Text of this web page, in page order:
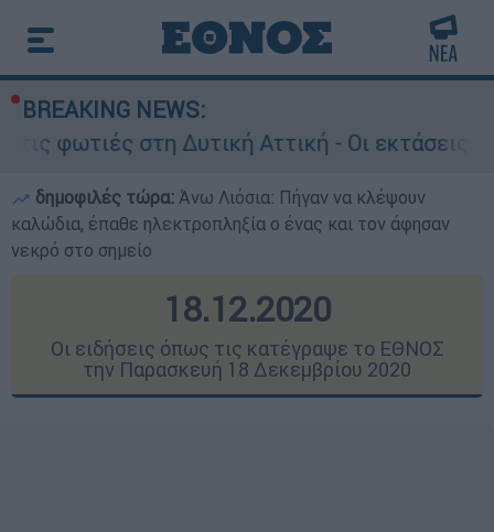
BREAKING NEWS:
Δυτική Αττική - Οι εκτάσεις που κάηκαν
δημοφιλές τώρα: Άνω Λιόσια: Πήγαν να κλέψουν
καλώδια, έπαθε ηλεκτροπληξία ο ένας και τον άφησαν
νεκρό στο σημείο
18.12.2020
Οι ειδήσεις όπως τις κατέγραψε το ΕΘΝΟΣ
την Παρασκευή 18 Δεκεμβρίου 2020